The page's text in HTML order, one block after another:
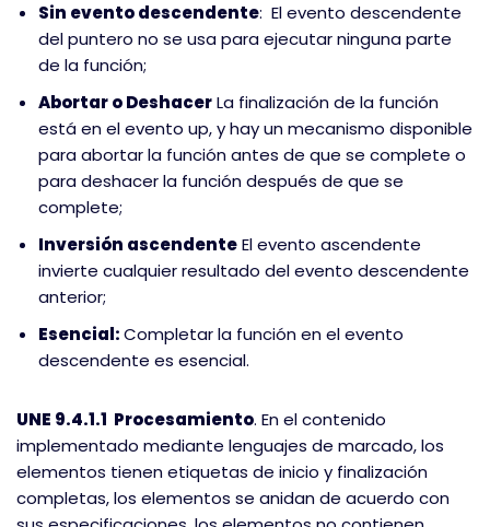
Sin evento descendente: El evento descendente
del puntero no se usa para ejecutar ninguna parte
de la función;
Abortar o DeshacerLa finalización de la función
está en el evento up, y hay un mecanismo disponible
para abortar la función antes de que se complete o
para deshacer la función después de que se
complete;
Inversión ascendenteEl evento ascendente
invierte cualquier resultado del evento descendente
anterior;
Esencial:Completar la función en el evento
descendente es esencial.
UNE 9.4.1.1 Procesamiento. En el contenido
implementado mediante lenguajes de marcado, los
elementos tienen etiquetas de inicio y finalización
completas, los elementos se anidan de acuerdo con